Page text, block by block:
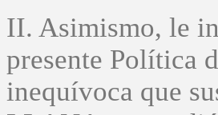
II. Asimismo, le
presente Política
inequívoca que